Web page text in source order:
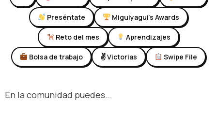
Preséntate Miguiyagui's Awards
Reto del mes Aprendizajes
Bolsa de trabajo ✌️ Victorias Swipe File
En la comunidad puedes…